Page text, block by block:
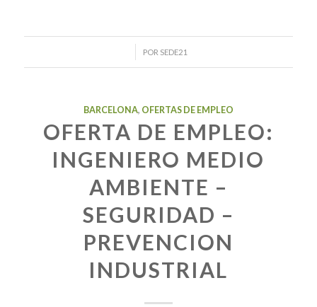
POR SEDE21
BARCELONA, OFERTAS DE EMPLEO
OFERTA DE EMPLEO:
INGENIERO MEDIO
AMBIENTE –
SEGURIDAD –
PREVENCION
INDUSTRIAL